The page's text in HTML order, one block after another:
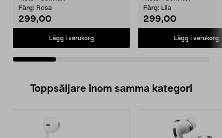
Färg: Rosa
299,00
Lägg i varukorg
Färg: Lila
299,00
Lägg i varukorg
Toppsäljare inom samma kategori